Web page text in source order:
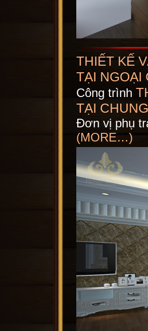
THIẾT KẾ
TẠI NGOẠI
Công trình
TẠI
Đơn vị phụ
(MORE…)